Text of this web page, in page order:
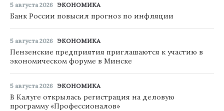
5 августа 2026 ЭКОНОМИКА
Банк России повысил прогноз по инфляции
5 августа 2026 ЭКОНОМИКА
Пензенские предприятия приглашаются к участию в
экономическом форуме в Минске
5 августа 2026 ЭКОНОМИКА
В Калуге открылась регистрация на деловую
программу «Профессионалов»